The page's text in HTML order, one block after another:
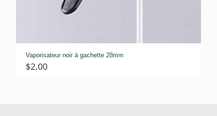
Vaporisateur noir à gachette 28mm
$2.00